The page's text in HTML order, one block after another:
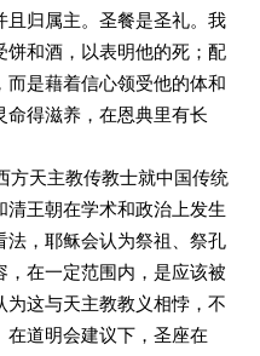
且归属主。圣餐是圣礼。我
饼和酒，以表明他的死；配
是藉着信心领受他的体和
命得滋养，在恩典里有长
方天主教传教士就中国传统
王朝在学术和政治上发生
法，耶稣会认为祭祖、祭孔
，在一定范围内，是应该被
这与天主教教义相悖，不
在道明会建议下，圣座在